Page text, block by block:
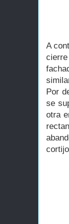
A
Por
se
otra